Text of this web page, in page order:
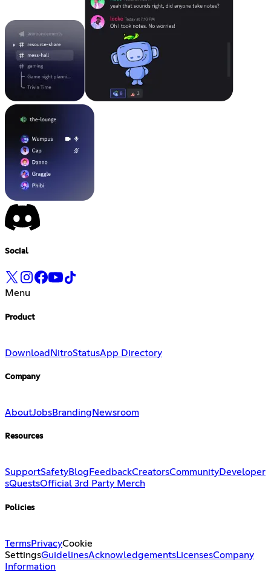
Social
Menu
Product
Download NitroStatusApp Directory
Company
AboutJobsBranding Newsroom
Resources
SupportSafetyBlog FeedbackCreatorsCommunityDeveloper
sQuestsOfficial 3rd Party Merch
Policies
TermsPrivacyCookie
SettingsGuidelinesAcknowledgementsLicensesCompany
Information